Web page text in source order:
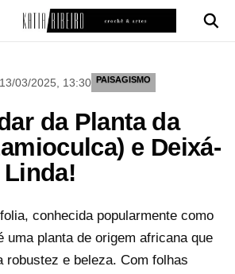
13/03/2025, 13:30 PAISAGISMO
da Planta da
e Deixá-
Linda!
conhecida popularmente como
uma planta de origem africana que
robustez e beleza. Com folhas